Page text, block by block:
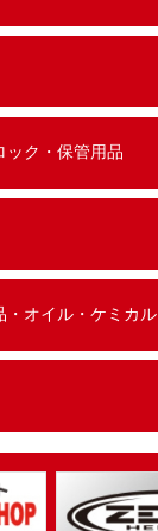
ック・保管用品
・オイル・ケミカル